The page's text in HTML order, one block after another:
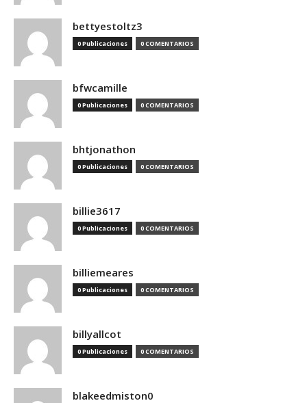
bettyestoltz3
0 Publicaciones 0 COMENTARIOS
bfwcamille
0 Publicaciones 0 COMENTARIOS
bhtjonathon
0 Publicaciones 0 COMENTARIOS
billie3617
0 Publicaciones 0 COMENTARIOS
billiemeares
0 Publicaciones 0 COMENTARIOS
billyallcot
0 Publicaciones 0 COMENTARIOS
blakeedmiston0